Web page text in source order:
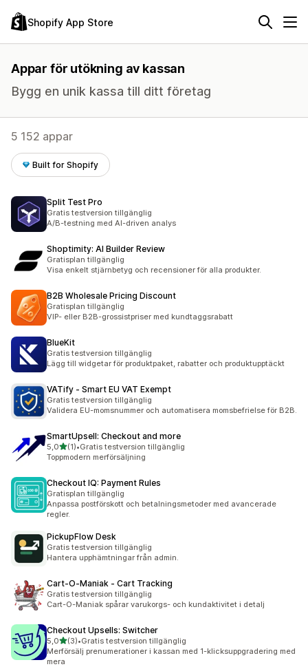
Shopify App Store
Appar för utökning av kassan
Bygg en unik kassa till ditt företag
5 152 appar
Built for Shopify
Split Test Pro
Gratis testversion tillgänglig
A/B-testning med AI-driven analys
Shoptimity: AI Builder Review
Gratisplan tillgänglig
Visa enkelt stjärnbetyg och recensioner för alla produkter.
B2B Wholesale Pricing Discount
Gratisplan tillgänglig
VIP- eller B2B-grossistpriser med kundtaggsrabatt
BlueKit
Gratis testversion tillgänglig
Lägg till widgetar för produktpaket, rabatter och produktupptäckt
VATify ‑ Smart EU VAT Exempt
Gratis testversion tillgänglig
Validera EU-momsnummer och automatisera momsbefrielse för B2B.
SmartUpsell: Checkout and more
5,0av 5 stjärnor
(1)
1 recensioner totalt
•Gratis testversion tillgänglig
Toppmodern merförsäljning
Checkout IQ: Payment Rules
Gratisplan tillgänglig
Anpassa postförskott och betalningsmetoder med avancerade
regler.
PickupFlow Desk
Gratis testversion tillgänglig
Hantera upphämtningar från admin.
Cart‑O‑Maniak ‑ Cart Tracking
Gratis testversion tillgänglig
Cart-O-Maniak spårar varukorgs- och kundaktivitet i detalj
Checkout Upsells: Switcher
5,0av 5 stjärnor
(3)
3 recensioner totalt
•Gratis testversion tillgänglig
Merförsälj prenumerationer i kassan med 1-klicksuppgradering med
mera